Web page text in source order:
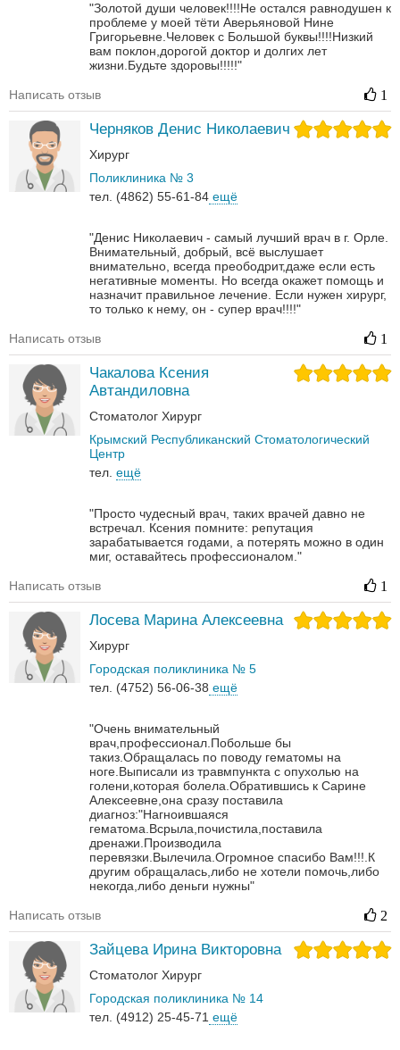
"Золотой души человек!!!!Не остался равнодушен к
проблеме у моей тёти Аверьяновой Нине
Григорьевне.Человек с Большой буквы!!!!Низкий
вам поклон,дорогой доктор и долгих лет
жизни.Будьте здоровы!!!!!"
Написать отзыв 1
Черняков Денис Николаевич
Хирург
Поликлиника № 3
тел. (4862) 55-61-84 ещё
"Денис Николаевич - самый лучший врач в г. Орле.
Внимательный, добрый, всё выслушает
внимательно, всегда преободрит,даже если есть
негативные моменты. Но всегда окажет помощь и
назначит правильное лечение. Если нужен хирург,
то только к нему, он - супер врач!!!!"
Написать отзыв 1
Чакалова Ксения
Автандиловна
Стоматолог Хирург
Крымский Республиканский Cтоматологический
Центр
тел. ещё
"Просто чудесный врач, таких врачей давно не
встречал. Ксения помните: репутация
зарабатывается годами, а потерять можно в один
миг, оставайтесь профессионалом."
Написать отзыв 1
Лосева Марина Алексеевна
Хирург
Городская поликлиника № 5
тел. (4752) 56-06-38 ещё
"Очень внимательный
врач,профессионал.Побольше бы
такиз.Обращалась по поводу гематомы на
ноге.Выписали из травмпункта с опухолью на
голени,которая болела.Обратившись к Сарине
Алексеевне,она сразу поставила
диагноз:"Нагноившаяся
гематома.Всрыла,почистила,поставила
дренажи.Производила
перевязки.Вылечила.Огромное спасибо Вам!!!.К
другим обращалась,либо не хотели помочь,либо
некогда,либо деньги нужны"
Написать отзыв 2
Зайцева Ирина Викторовна
Стоматолог Хирург
Городская поликлиника № 14
тел. (4912) 25-45-71 ещё